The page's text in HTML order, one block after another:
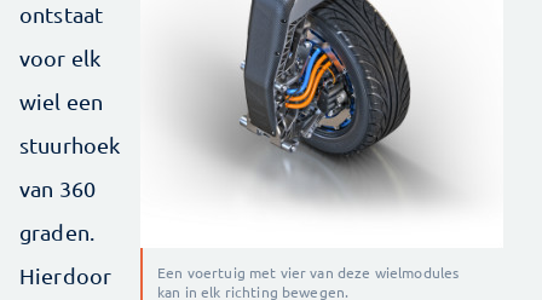
Een voertuig met vier van deze wielmodules
kan in elk richting bewegen.
ontstaat
voor elk
wiel een
stuurhoek
van 360
graden.
Hierdoor